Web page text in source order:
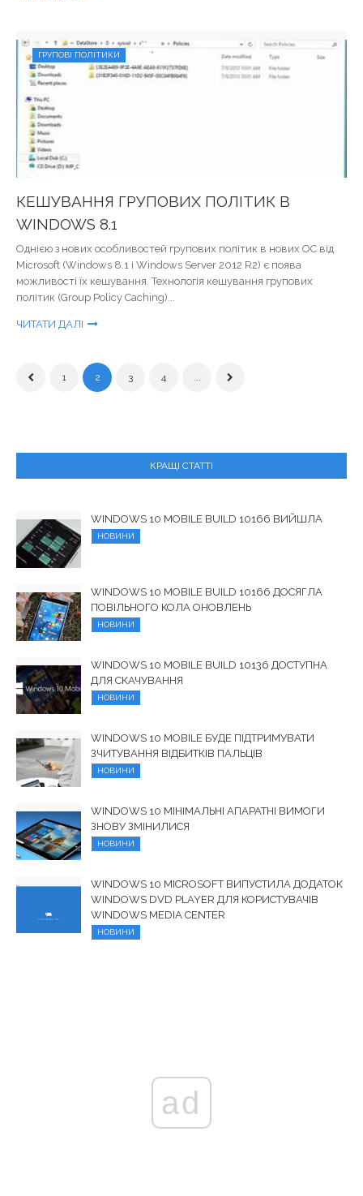
ГРУПОВІ ПОЛІТИКИ
КЕШУВАННЯ ГРУПОВИХ ПОЛІТИК В
WINDOWS 8.1
Однією з нових особливостей групових політик в нових ОС від
Microsoft (Windows 8.1 і Windows Server 2012 R2) є поява
можливості їх кешування. Технологія кешування групових
політик (Group Policy Caching)...
ЧИТАТИ ДАЛІ
1 2 3 4 ...
КРАЩІ СТАТТІ
WINDOWS 10 MOBILE BUILD 10166 ВИЙШЛА
НОВИНИ
WINDOWS 10 MOBILE BUILD 10166 ДОСЯГЛА
ПОВІЛЬНОГО КОЛА ОНОВЛЕНЬ
НОВИНИ
WINDOWS 10 MOBILE BUILD 10136 ДОСТУПНА
ДЛЯ СКАЧУВАННЯ
НОВИНИ
WINDOWS 10 MOBILE БУДЕ ПІДТРИМУВАТИ
ЗЧИТУВАННЯ ВІДБИТКІВ ПАЛЬЦІВ
НОВИНИ
WINDOWS 10 МІНІМАЛЬНІ АПАРАТНІ ВИМОГИ
ЗНОВУ ЗМІНИЛИСЯ
НОВИНИ
WINDOWS 10 MICROSOFT ВИПУСТИЛА ДОДАТОК
WINDOWS DVD PLAYER ДЛЯ КОРИСТУВАЧІВ
WINDOWS MEDIA CENTER
НОВИНИ
ad